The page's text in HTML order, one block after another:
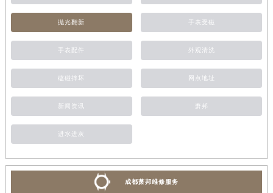
抛光翻新 手表受磁
手表配件 外观清洗
磕碰摔坏 网点地址
新闻资讯 萧邦
进水进灰
成都萧邦维修服务